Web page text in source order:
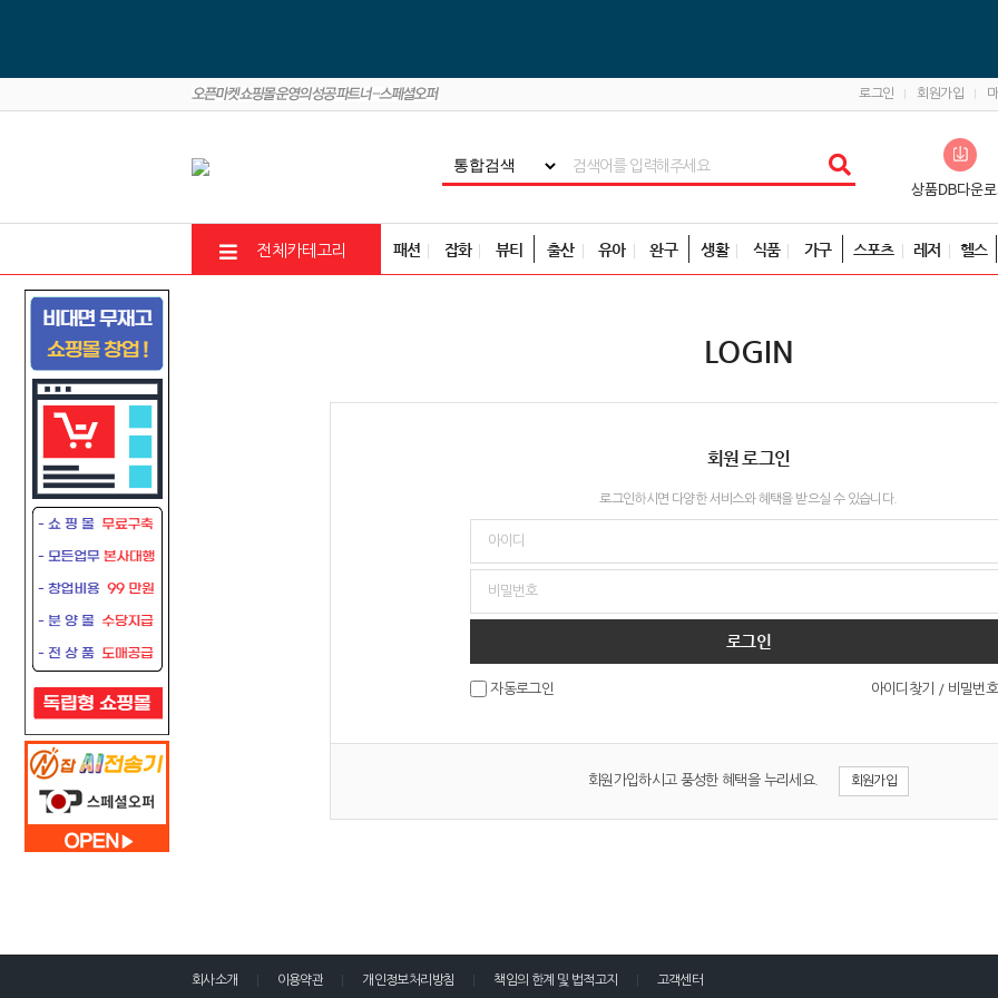
로그인 회원가입
전체카테고리 패션 잡화 뷰티 출산 유아 완구 생활 식품 가구 스포츠 레저 헬스
LOGIN
회원 로그인
로그인하시면 다양한 서비스와 혜택을 받으실 수 있습니다.
로그인
자동로그인 아이디찾기 / 비밀번
회원가입하시고 풍성한 혜택을 누리세요. 회원가입
회사소개 이용약관 개인정보처리방침 책임의 한계 및 법적고지 고객센터